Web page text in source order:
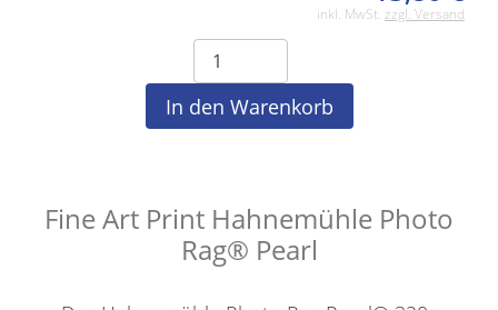
inkl. MwSt. zzgl. Versand
Fine Art Print Hahnemühle Photo
Rag® Pearl